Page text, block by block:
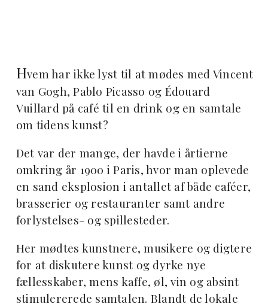
Hvem har ikke lyst til at mødes med Vincent
van Gogh, Pablo Picasso og Édouard
Vuillard på café til en drink og en samtale
om tidens kunst?
Det var der mange, der havde i årtierne
omkring år 1900 i Paris, hvor man oplevede
en sand eksplosion i antallet af både caféer,
brasserier og restauranter samt andre
forlystelses- og spillesteder.
Her mødtes kunstnere, musikere og digtere
for at diskutere kunst og dyrke nye
fællesskaber, mens kaffe, øl, vin og absint
stimulererede samtalen. Blandt de lokale